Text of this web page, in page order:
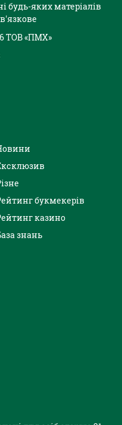
будь-яких матеріалів
ТОВ «ПМХ»
букмекерів
казино
знань